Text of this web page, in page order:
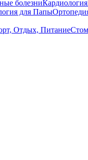
болезниКардиология
для Папы
Отдых, Питание